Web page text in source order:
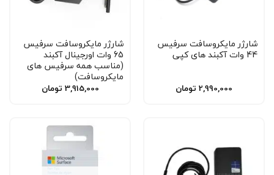
شارژر مایکروسافت سرفیس
44 وات آکبند های کپی
2,990,000 تومان
شارژر مایکروسافت سرفیس
65 وات اورجینال آکبند
(مناسب همه سرفیس های
مایکروسافت)
3,915,000 تومان